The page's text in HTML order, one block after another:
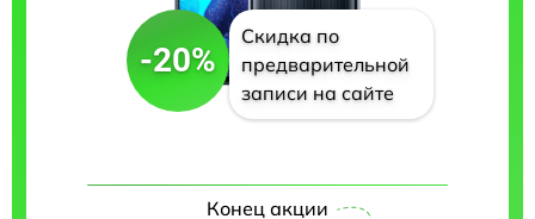
-20%
Скидка по
предварительной
записи на сайте
Конец акции